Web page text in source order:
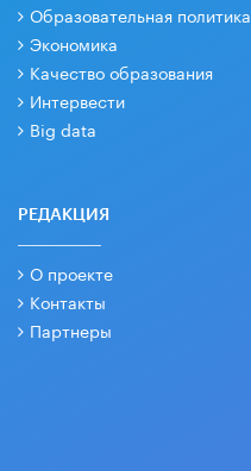
Образовательная политика
Экономика
Качество образования
Интервести
Big data
РЕДАКЦИЯ
О проекте
Контакты
Партнеры